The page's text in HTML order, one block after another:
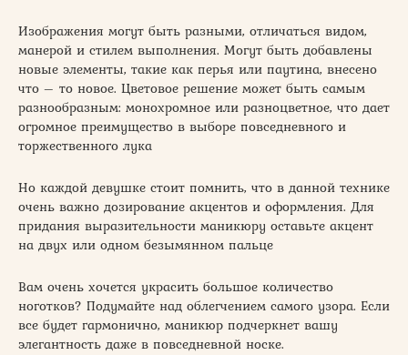
Изображения могут быть разными, отличаться видом,
манерой и стилем выполнения. Могут быть добавлены
новые элементы, такие как перья или паутина, внесено
что – то новое. Цветовое решение может быть самым
разнообразным: монохромное или разноцветное, что дает
огромное преимущество в выборе повседневного и
торжественного лука
Но каждой девушке стоит помнить, что в данной технике
очень важно дозирование акцентов и оформления. Для
придания выразительности маникюру оставьте акцент
на двух или одном безымянном пальце
Вам очень хочется украсить большое количество
ноготков? Подумайте над облегчением самого узора. Если
все будет гармонично, маникюр подчеркнет вашу
элегантность даже в повседневной носке.